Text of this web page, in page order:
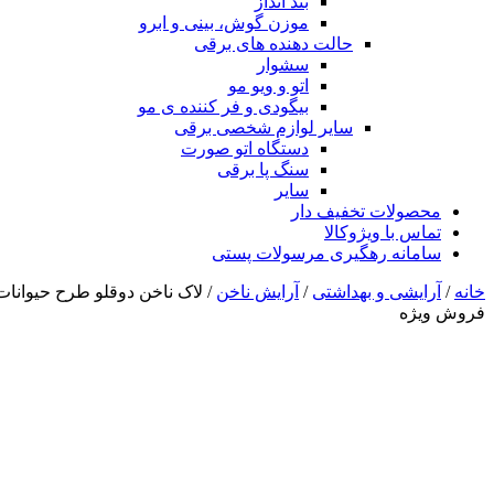
موزن گوش، بینی و ابرو
حالت دهنده های برقی
سشوار
اتو و ویو مو
بیگودی و فر کننده ی مو
سایر لوازم شخصی برقی
دستگاه اتو صورت
سنگ پا برقی
سایر
محصولات تخفیف دار
تماس با ویژوکالا
سامانه رهگیری مرسولات پستی
خانه / آرایشی و بهداشتی / آرایش ناخن / لاک ناخن دوقلو طرح حیوانات
فروش ویژه